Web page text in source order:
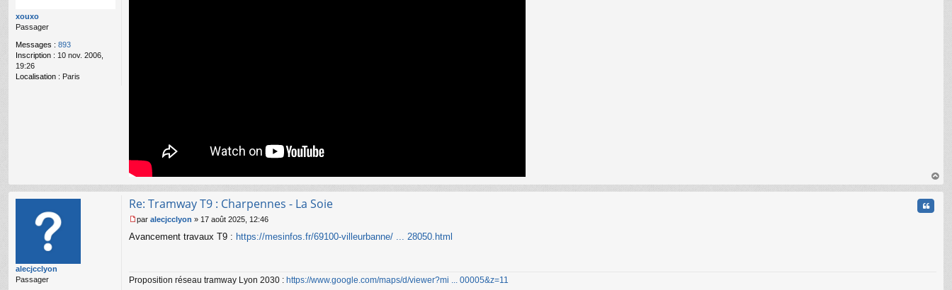
xouxo
Passager
Messages : 893
Inscription : 10 nov. 2006,
19:26
Localisation : Paris
au
alecjcclyon
Passager
Re: Tramway T9 : Charpennes - La Soie
e
g
par alecjcclyon » 17 août 2025, 12:46
Avancement travaux T9 : https://mesinfos.fr/69100-villeurbanne/ ... 28050.html
Proposition réseau tramway Lyon 2030 : https://www.google.com/maps/d/viewer?mi ... 00005&z=11